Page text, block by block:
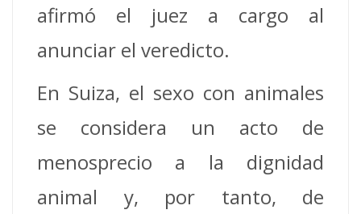
afirmó el juez a cargo al
anunciar el veredicto.
En Suiza, el sexo con animales
se considera un acto de
menosprecio a la dignidad
animal y, por tanto, de